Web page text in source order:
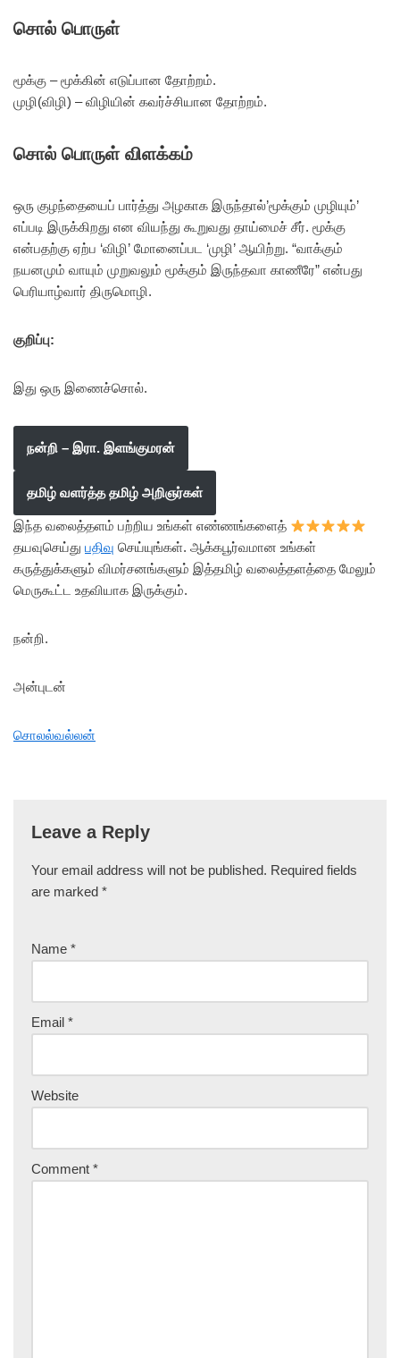
சொல் பொருள்
மூக்கு – மூக்கின் எடுப்பான தோற்றம்.
முழி(விழி) – விழியின் கவர்ச்சியான தோற்றம்.
சொல் பொருள் விளக்கம்
ஒரு குழந்தையைப் பார்த்து அழகாக இருந்தால்’மூக்கும் முழியும்’
எப்படி இருக்கிறது என வியந்து கூறுவது தாய்மைச் சீர். மூக்கு
என்பதற்கு ஏற்ப ‘விழி’ மோனைப்பட ‘முழி’ ஆயிற்று. “வாக்கும்
நயனமும் வாயும் முறுவலும் மூக்கும் இருந்தவா காணீரே” என்பது
பெரியாழ்வார் திருமொழி.
குறிப்பு:
இது ஒரு இணைச்சொல்.
நன்றி – இரா. இளங்குமரன்
தமிழ் வளர்த்த தமிழ் அறிஞர்கள்
இந்த வலைத்தளம் பற்றிய உங்கள் எண்ணங்களைத்
தயவுசெய்து பதிவு செய்யுங்கள். ஆக்கபூர்வமான உங்கள்
கருத்துக்களும் விமர்சனங்களும் இத்தமிழ் வலைத்தளத்தை மேலும்
மெருகூட்ட உதவியாக இருக்கும்.
நன்றி.
அன்புடன்
சொலல்வல்லன்
Leave a Reply
Your email address will not be published. Required fields
are marked *
Name *
Email *
Website
Comment *